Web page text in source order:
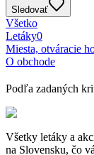
Sledovať
Všetko
Letáky0
Miesta, otváracie
O obchode
Podľa zadaných
Všetky letáky a
na Slovensku, čo